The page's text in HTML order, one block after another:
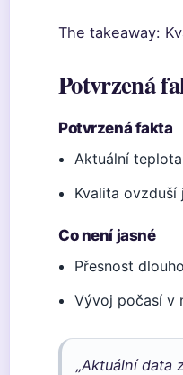
The takeaway:
Potvrzená
Potvrzená fakta
Aktuální teplota
Kvalita ovzduší
Co není jasné
Přesnost
Vývoj počasí v
„Aktuální data